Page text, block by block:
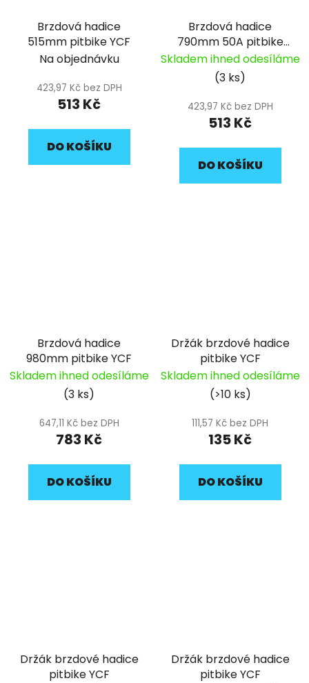
Brzdová hadice
515mm pitbike YCF
Na objednávku
423,97 Kč bez DPH
513 Kč
DO KOŠÍKU
Brzdová hadice
790mm 50A pitbike
YCF
Skladem ihned odesíláme
(3 ks)
423,97 Kč bez DPH
513 Kč
DO KOŠÍKU
Brzdová hadice
980mm pitbike YCF
Skladem ihned odesíláme
(3 ks)
647,11 Kč bez DPH
783 Kč
DO KOŠÍKU
Držák brzdové hadice
pitbike YCF
Skladem ihned odesíláme
(>10 ks)
111,57 Kč bez DPH
135 Kč
DO KOŠÍKU
Držák brzdové hadice
pitbike YCF
Držák brzdové hadice
pitbike YCF